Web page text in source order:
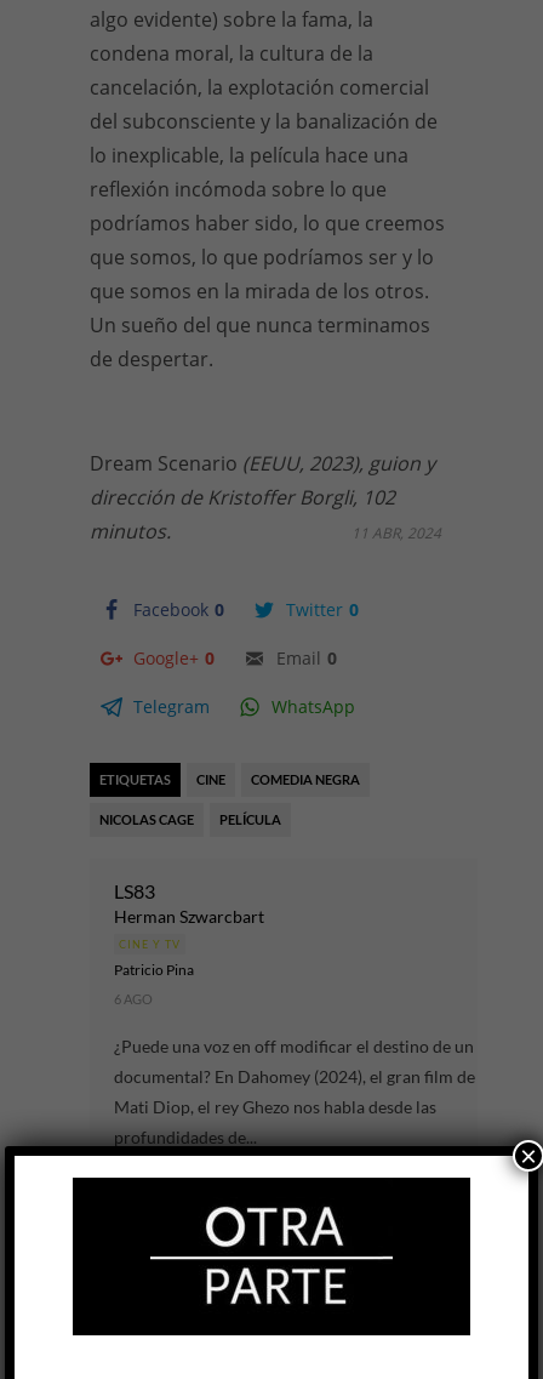
algo evidente) sobre la fama, la
condena moral, la cultura de la
cancelación, la explotación comercial
del subconsciente y la banalización de
lo inexplicable, la película hace una
reflexión incómoda sobre lo que
podríamos haber sido, lo que creemos
que somos, lo que podríamos ser y lo
que somos en la mirada de los otros.
Un sueño del que nunca terminamos
de despertar.
Dream Scenario (EEUU, 2023), guion y
dirección de Kristoffer Borgli, 102
minutos.
Facebook 0 Twitter 0
Google+ 0 Email 0
Telegram WhatsApp
11 ABR, 2024
ETIQUETAS CINE COMEDIA NEGRA
NICOLAS CAGE PELÍCULA
LS83
Herman Szwarcbart
CINE Y TV
Patricio Pina
6 AGO
¿Puede una voz en off modificar el destino de un
documental? En Dahomey (2024), el gran film de
Mati Diop, el rey Ghezo nos habla desde las
profundidades de...
El Partido
Juan Cabral / Santiago Franco
Nicolás Campisi
×